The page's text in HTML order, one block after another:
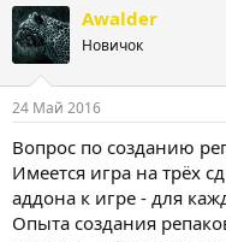
т
о
р
т
е
м
ы
т
н
а
л
а
Awalder
Новичок
24 Май 2016
Вопрос по созданию
Имеется игра на трёх
аддона к игре - для
Опыта создания